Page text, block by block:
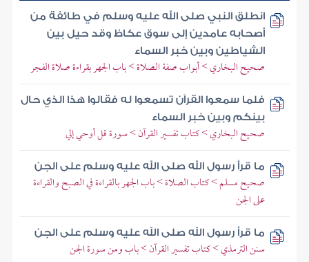
انطلق النبي صلى الله عليه وسلم في طائفة من
أصحابه عامدين إلى سوق عكاظ وقد حيل بين
الشياطين وبين خبر السماء
صحيح البخاري > أبواب صفة الصلاة > باب الجهر بقراءة صلاة الفجر
فلما سمعوا القرآن تسمعوا له فقالوا هذا الذي حال
بينكم وبين خبر السماء
صحيح البخاري > كتاب تفسير القرآن > سورة قل أوحي إلي
ما قرأ رسول الله صلى الله عليه وسلم على الجن
صحيح مسلم > كتاب الصلاة > باب الجهر بالقراءة في الصبح والقراءة
على الجن
ما قرأ رسول الله صلى الله عليه وسلم على الجن
سنن الترمذي > كتاب تفسير القرآن > باب ومن سورة الجن